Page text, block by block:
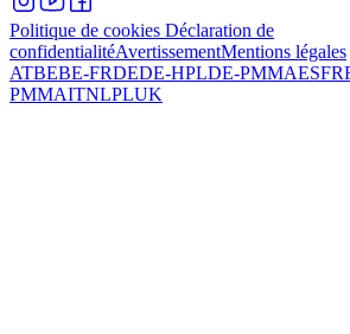
Politique de cookies Déclaration de
confidentialitéAvertissementMentions légales
ATBEBE-FRDEDE-HPLDE-PMMAESFR
PMMAITNLPLUK